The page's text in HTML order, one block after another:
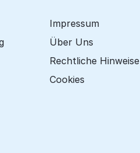
Impressum
Über Uns
Rechtliche Hinweise
Cookies